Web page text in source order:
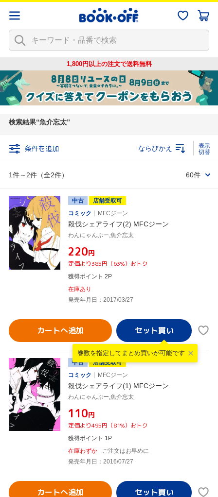
1,800円以上の注文で送料無料
検索結果 魚介忘太
条件を追加
1件～2件（全2件）
ならびかえ
60件
中古
店舗受取可
コミック
MFCジーン
殺伐シェアライフ(2) MFCジーン
わんにゃんぷー,魚介忘太
¥220円
定価より385円（63%）おトク
獲得ポイント 2P
在庫あり
発売年月日：2017/03/27
カートへ追加
巻数を指定して まとめ買いが可能です
中古
店舗受取可
コミック
MFCジーン
殺伐シェアライフ(1) MFCジーン
わんにゃんぷー,魚介忘太
¥110円
定価より495円（81%）おトク
獲得ポイント 1P
在庫わずか
ご注文はお早めに
発売年月日：2016/07/27
カートへ追加